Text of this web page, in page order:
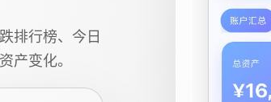
排行榜、今日
产变化。